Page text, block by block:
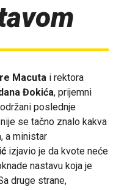
Macuta i rektora
Đokića, prijemni
poslednje
se tačno znalo kakva
a ministar
izjavio je da kvote neće
nastavu koja je
druge strane,